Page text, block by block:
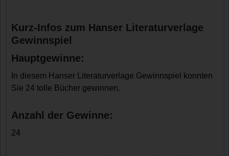
Kurz-Infos zum Hanser Literaturverlage
Gewinnspiel
Hauptgewinne:
In diesem Hanser Literaturverlage Gewinnspiel konnten
Sie 24 tolle Bücher gewinnen.
Anzahl der Gewinne:
24